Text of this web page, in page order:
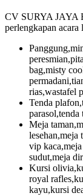
CV SURYA JAYA
perlengkapan acara
bag,misty
rias,wastafel
Tenda
parasol,tenda
Meja
lesehan,meja
vip
sudut,meja
Kursi
royal
kayu,kursi